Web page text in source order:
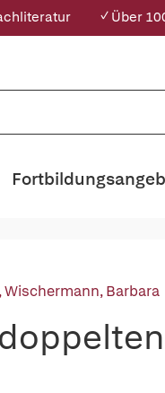
✓ Über
,Wischermann, Barbara